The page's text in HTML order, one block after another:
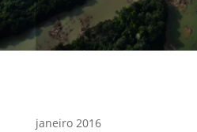
janeiro 2016